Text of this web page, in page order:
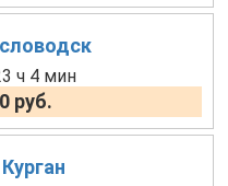
ч 4 мин
руб.